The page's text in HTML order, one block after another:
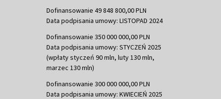
Dofinansowanie 49 848 800,00 PLN
Data podpisania umowy: LISTOPAD 2024
Dofinansowanie 350 000 000,00 PLN
Data podpisania umowy: STYCZEŃ 2025
(wpłaty styczeń 90 mln, luty 130 mln,
marzec 130 mln)
Dofinansowanie 300 000 000,00 PLN
Data podpisania umowy: KWIECIEŃ 2025